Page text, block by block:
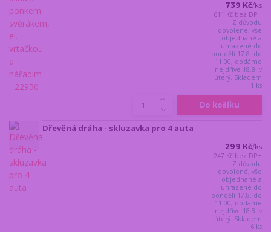
739 Kč/ks
611 Kč bez DPH
Z důvodu
dovolené, vše
objednané a
uhrazené do
pondělí 17.8. do
11:00, dodáme
nejdříve 18.8. v
úterý. Skladem
1 ks
Do košíku
Dřevěná dráha - skluzavka pro 4 auta
299 Kč/ks
247 Kč bez DPH
Z důvodu
dovolené, vše
objednané a
uhrazené do
pondělí 17.8. do
11:00, dodáme
nejdříve 18.8. v
úterý. Skladem
6 ks